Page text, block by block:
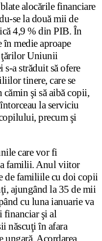
alocările financiare
se la două mii de
4,9 % din PIB. În
în medie aproape
ţărilor Uniunii
a străduit să ofere
tinere, care se
cămin şi să aibă copii,
la serviciu
precum şi
care vor fi
familii. Anul viitor
de familiile cu doi copii
ajungând la 35 de mii
cu luna ianuarie va
şi al
născuţi în afara
ungară. Acordarea